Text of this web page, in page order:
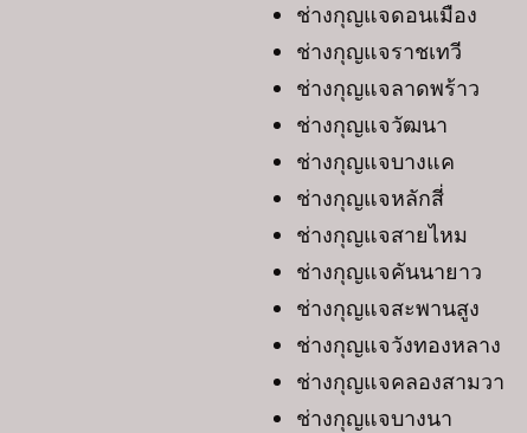
ช่างกุญแจดอนเมือง
ช่างกุญแจราชเทวี
ช่างกุญแจลาดพร้าว
ช่างกุญแจวัฒนา
ช่างกุญแจบางแค
ช่างกุญแจหลักสี่
ช่างกุญแจสายไหม
ช่างกุญแจคันนายาว
ช่างกุญแจสะพานสูง
ช่างกุญแจวังทองหลาง
ช่างกุญแจคลองสามวา
ช่างกุญแจบางนา